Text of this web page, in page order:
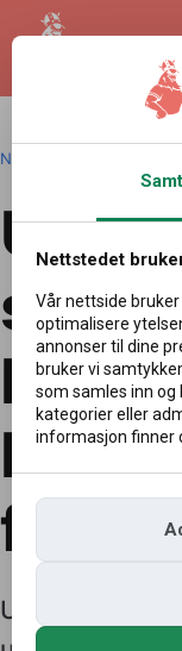
Norsk
Utenlandske
Nettstedet
Vår nettside
optimalisere
annonser til dine
bruker vi
som samles inn og
kategorier eller
informasjon finner